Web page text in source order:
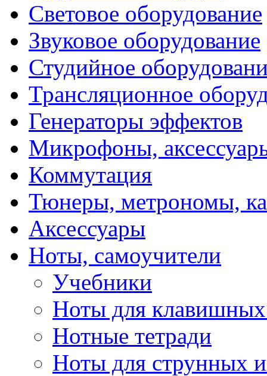
Световое оборудование
Звуковое оборудование
Студийное
Трансляционное
Генераторы эффектов
Микрофоны,
Коммутация
Тюнеры, метрономы,
Аксессуары
Ноты, самоучители
Учебники
Ноты для клавишных
Нотные тетради
Ноты для струнных